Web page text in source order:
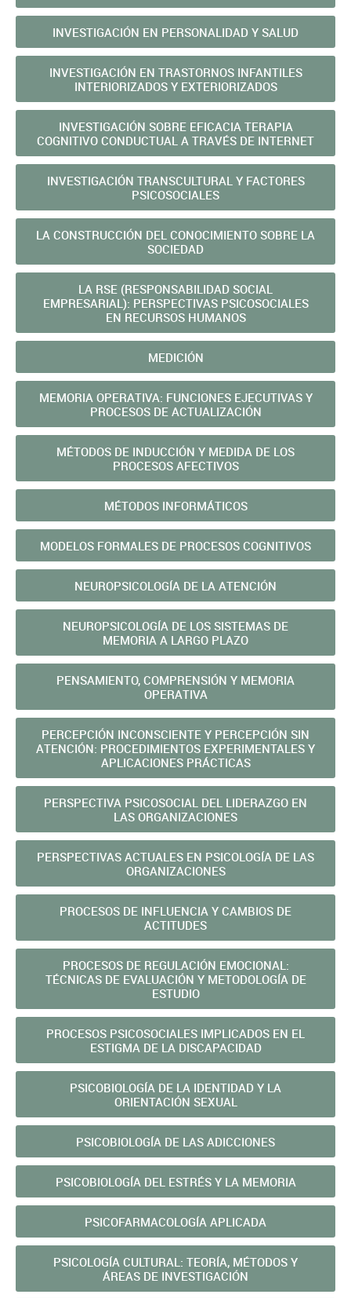
INVESTIGACIÓN EN PERSONALIDAD Y SALUD
INVESTIGACIÓN EN TRASTORNOS INFANTILES
INTERIORIZADOS Y EXTERIORIZADOS
INVESTIGACIÓN SOBRE EFICACIA TERAPIA
COGNITIVO CONDUCTUAL A TRAVÉS DE INTERNET
INVESTIGACIÓN TRANSCULTURAL Y FACTORES
PSICOSOCIALES
LA CONSTRUCCIÓN DEL CONOCIMIENTO SOBRE LA
SOCIEDAD
LA RSE (RESPONSABILIDAD SOCIAL
EMPRESARIAL): PERSPECTIVAS PSICOSOCIALES
EN RECURSOS HUMANOS
MEDICIÓN
MEMORIA OPERATIVA: FUNCIONES EJECUTIVAS Y
PROCESOS DE ACTUALIZACIÓN
MÉTODOS DE INDUCCIÓN Y MEDIDA DE LOS
PROCESOS AFECTIVOS
MÉTODOS INFORMÁTICOS
MODELOS FORMALES DE PROCESOS COGNITIVOS
NEUROPSICOLOGÍA DE LA ATENCIÓN
NEUROPSICOLOGÍA DE LOS SISTEMAS DE
MEMORIA A LARGO PLAZO
PENSAMIENTO, COMPRENSIÓN Y MEMORIA
OPERATIVA
PERCEPCIÓN INCONSCIENTE Y PERCEPCIÓN SIN
ATENCIÓN: PROCEDIMIENTOS EXPERIMENTALES Y
APLICACIONES PRÁCTICAS
PERSPECTIVA PSICOSOCIAL DEL LIDERAZGO EN
LAS ORGANIZACIONES
PERSPECTIVAS ACTUALES EN PSICOLOGÍA DE LAS
ORGANIZACIONES
PROCESOS DE INFLUENCIA Y CAMBIOS DE
ACTITUDES
PROCESOS DE REGULACIÓN EMOCIONAL:
TÉCNICAS DE EVALUACIÓN Y METODOLOGÍA DE
ESTUDIO
PROCESOS PSICOSOCIALES IMPLICADOS EN EL
ESTIGMA DE LA DISCAPACIDAD
PSICOBIOLOGÍA DE LA IDENTIDAD Y LA
ORIENTACIÓN SEXUAL
PSICOBIOLOGÍA DE LAS ADICCIONES
PSICOBIOLOGÍA DEL ESTRÉS Y LA MEMORIA
PSICOFARMACOLOGÍA APLICADA
PSICOLOGÍA CULTURAL: TEORÍA, MÉTODOS Y
ÁREAS DE INVESTIGACIÓN